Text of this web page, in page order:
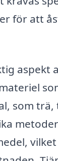
för att
aspekt
som
vilket